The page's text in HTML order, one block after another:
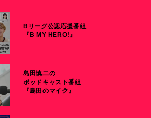
Bリーグ公認応援番組
『B MY HERO!』
島田慎二の
ポッドキャスト番組
『島田のマイク』